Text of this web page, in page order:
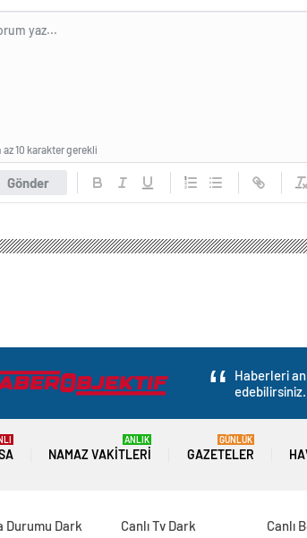
Gönder
az 10 karakter gerekli
Haberleri
edebilirsiniz.
NAMAZ VAKITLERI
ANLIK
GAZETELER
GÜNLÜK
Durumu Dark Canlı Tv Dark Canlı